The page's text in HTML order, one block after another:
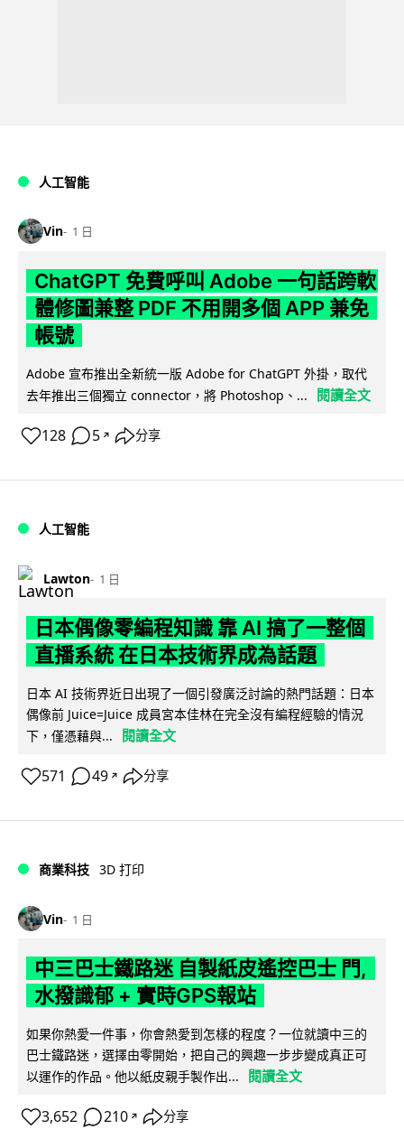
人工智能
Vin 1 日
ChatGPT 免費呼叫 Adobe 一句話跨軟
體修圖兼整 PDF 不用開多個 APP 兼免
帳號
Adobe 宣布推出全新統一版 Adobe for ChatGPT 外掛，取代
去年推出三個獨立 connector，將 Photoshop、...
閱讀全文
128 5 ↗ 分享
人工智能
Lawton 1 日
日本偶像零編程知識 靠 AI 搞了一整個
直播系統 在日本技術界成為話題
日本 AI 技術界近日出現了一個引發廣泛討論的熱門話題：日本
偶像前 Juice=Juice 成員宮本佳林在完全沒有編程經驗的情況
下，僅憑藉與...
閱讀全文
571 49 ↗ 分享
商業科技 3D 打印
Vin 1 日
中三巴士鐵路迷 自製紙皮遙控巴士 門,
水撥識郁 + 實時GPS報站
如果你熱愛一件事，你會熱愛到怎樣的程度？一位就讀中三的
巴士鐵路迷，選擇由零開始，把自己的興趣一步步變成真正可
以運作的作品。他以紙皮親手製作出...
閱讀全文
3,652 210 ↗ 分享